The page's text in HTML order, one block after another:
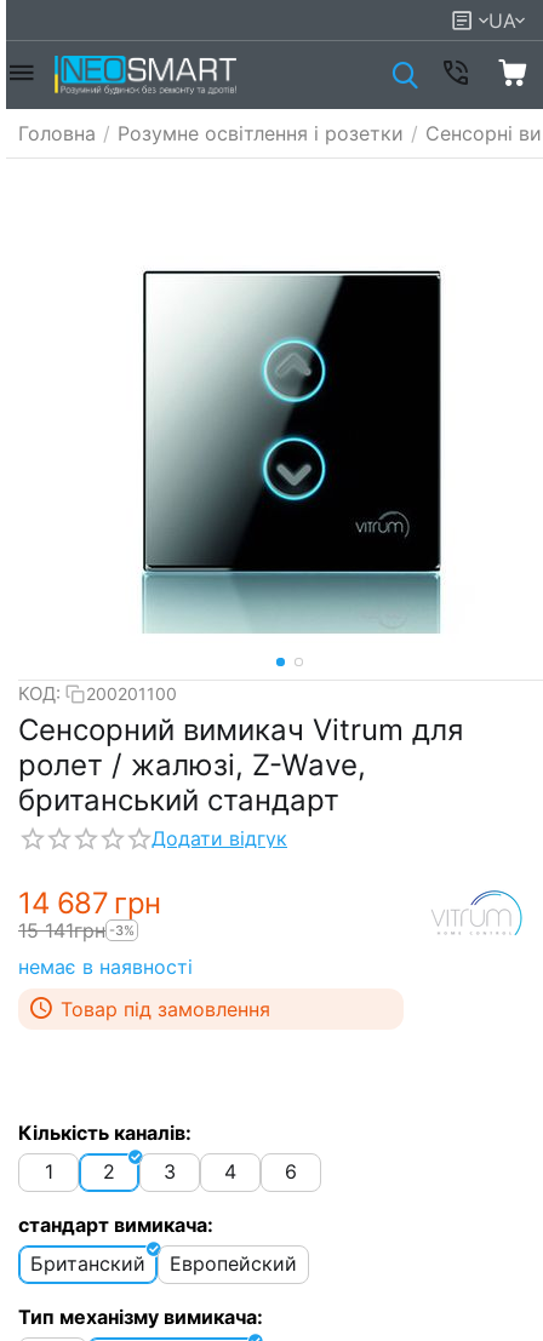
UA
Головна / Розумне освітлення і розетки / Сенсорні
КОД: 200201100
Сенсорний вимикач Vitrum для
ролет / жалюзі, Z-Wave,
британський стандарт
Додати відгук
14 687 грн
15 141грн -3%
немає в наявності
Товар під замовлення
Кількість каналів:
1
2 3 4 6
стандарт вимикача:
Британский
Европейский
Тип механізму вимикача: